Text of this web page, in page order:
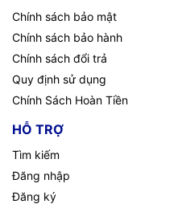
Chính sách bảo mật
Chính sách bảo hành
Chính sách đổi trả
Quy định sử dụng
Chính Sách Hoàn Tiền
HỖ TRỢ
Tìm kiếm
Đăng nhập
Đăng ký